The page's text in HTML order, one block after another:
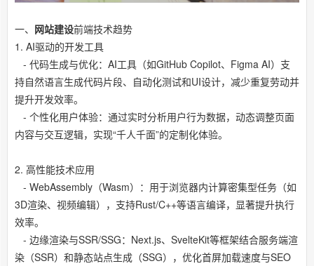
一、 网站建设前端技术趋势
1. AI驱动的开发工具
- 代码生成与优化：AI工具（如GitHub Copilot、Figma AI）支
持自然语言生成代码片段、自动化测试和UI设计，减少重复劳动并
提升开发效率。
- 个性化用户体验：通过实时分析用户行为数据，动态调整页面
内容与交互逻辑，实现“千人千面”的定制化体验。
2. 高性能技术应用
- WebAssembly（Wasm）：用于浏览器内计算密集型任务（如
3D渲染、视频编辑），支持Rust/C++等语言编译，显著提升执行
效率。
- 边缘渲染与SSR/SSG：Next.js、SvelteKit等框架结合服务端渲
染（SSR）和静态站点生成（SSG），优化首屏加载速度与SEO